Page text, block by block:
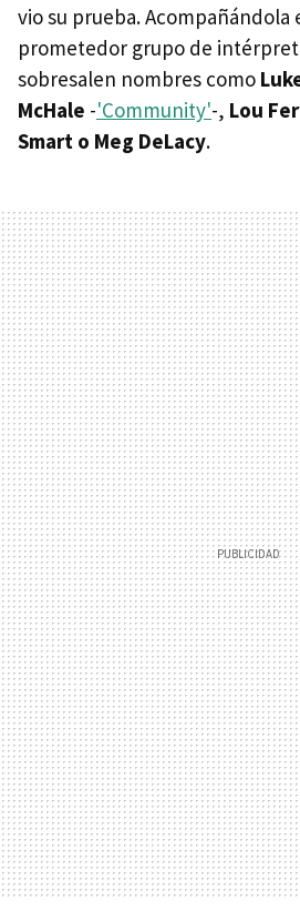
vio su prueba.
prometedor grupo de
sobresalen nombres como
McHale -'Community'-, Lou
Smart o Meg DeLacy.